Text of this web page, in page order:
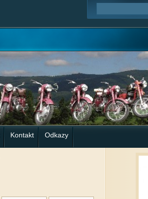
Kontakt Odkazy